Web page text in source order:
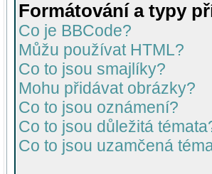
Formátování a typy
Co je BBCode?
Můžu používat HTML?
Co to jsou smajlíky?
Mohu přidávat obrázky?
Co to jsou oznámení?
Co to jsou důležitá
Co to jsou uzamčená